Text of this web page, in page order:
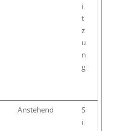
i
t
z
u
n
g
Anstehend
S
i